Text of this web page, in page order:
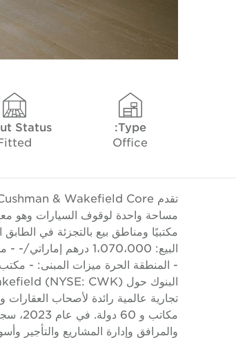
Type:
Office
Status
مكتبيًا ومناطق بيع بالتجزئة في
والمرافق وإدارة المشاريع والتأجير